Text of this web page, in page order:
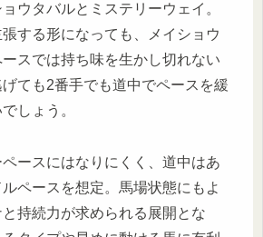
ウタバルとミステリーウェイ。
する形になっても、メイショウ
スでは持ち味を生かし切れない
ても2番手でも道中でペースを緩
しょう。
ースにはなりにくく、道中はあ
ペースを想定。馬場状態にもよ
持続力が求められる展開とな